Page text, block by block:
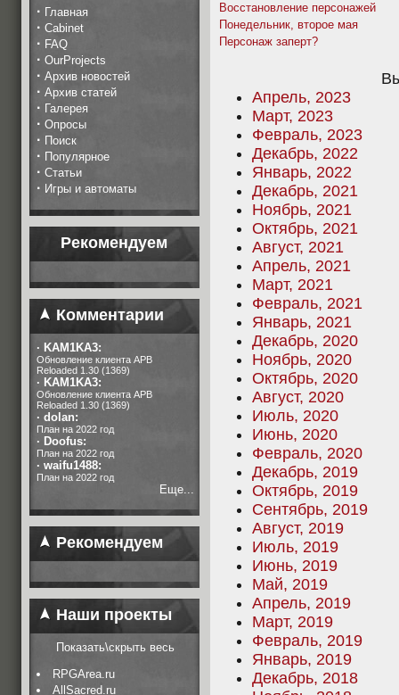
· Главная
· Cabinet
· FAQ
· OurProjects
· Архив новостей
· Архив статей
· Галерея
· Опросы
· Поиск
· Популярное
· Статьи
· Игры и автоматы
Рекомендуем
Комментарии
· KAM1KA3:
Обновление клиента APB
Reloaded 1.30 (1369)
· KAM1KA3:
Обновление клиента APB
Reloaded 1.30 (1369)
· dolan:
План на 2022 год
· Doofus:
План на 2022 год
· waifu1488:
План на 2022 год
Еще...
Рекомендуем
Наши проекты
Показать\скрыть весь
RPGArea.ru
AllSacred.ru
Восстановление персонажей
Понедельник, второе мая
Персонаж заперт?
Апрель, 2023
Март, 2023
Февраль, 2023
Декабрь, 2022
Январь, 2022
Декабрь, 2021
Ноябрь, 2021
Октябрь, 2021
Август, 2021
Апрель, 2021
Март, 2021
Февраль, 2021
Январь, 2021
Декабрь, 2020
Ноябрь, 2020
Октябрь, 2020
Август, 2020
Июль, 2020
Июнь, 2020
Февраль, 2020
Декабрь, 2019
Октябрь, 2019
Сентябрь, 2019
Август, 2019
Июль, 2019
Июнь, 2019
Май, 2019
Апрель, 2019
Март, 2019
Февраль, 2019
Январь, 2019
Декабрь, 2018